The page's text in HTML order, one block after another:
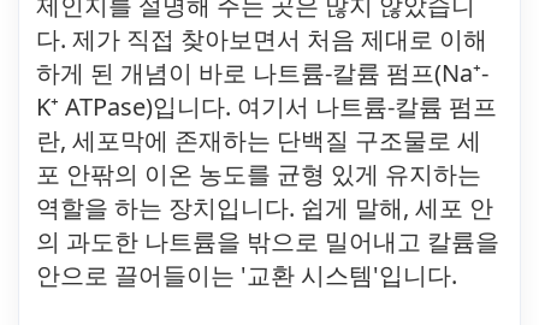
다. 제가 직접 찾아보면서 처음 제대로 이해
하게 된 개념이 바로 나트륨-칼륨 펌프(Na⁺-
K⁺ ATPase)입니다. 여기서 나트륨-칼륨 펌프
란, 세포막에 존재하는 단백질 구조물로 세
포 안팎의 이온 농도를 균형 있게 유지하는
역할을 하는 장치입니다. 쉽게 말해, 세포 안
의 과도한 나트륨을 밖으로 밀어내고 칼륨을
안으로 끌어들이는 '교환 시스템'입니다.